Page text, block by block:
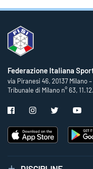
Federazione Italiana
via Piranesi 46, 20137 Milano
Tribunale di Milano n° 63,